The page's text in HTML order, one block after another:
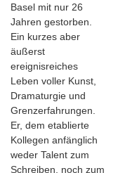
Basel mit nur 26
Jahren gestorben.
Ein kurzes aber
äußerst
ereignisreiches
Leben voller Kunst,
Dramaturgie und
Grenzerfahrungen.
Er, dem etablierte
Kollegen anfänglich
weder Talent zum
Schreiben, noch zum